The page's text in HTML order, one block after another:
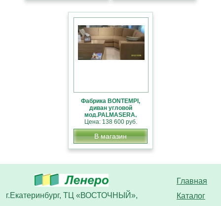
Фабрика BONTEMPI,
диван угловой
мод.PALMASERA,
ЛИКВИДАЦИЯ СКЛАД и
СКИДКА 30%
Цена: 138 600 руб.
В магазин
Главная
Каталог
г.Екатеринбург, ТЦ «ВОСТОЧНЫЙ»,